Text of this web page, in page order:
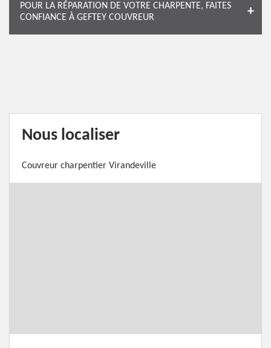
POUR LA RÉPARATION DE VOTRE CHARPENTE, FAITES
CONFIANCE À GEFTEY COUVREUR
Nous localiser
Couvreur charpentier Virandeville